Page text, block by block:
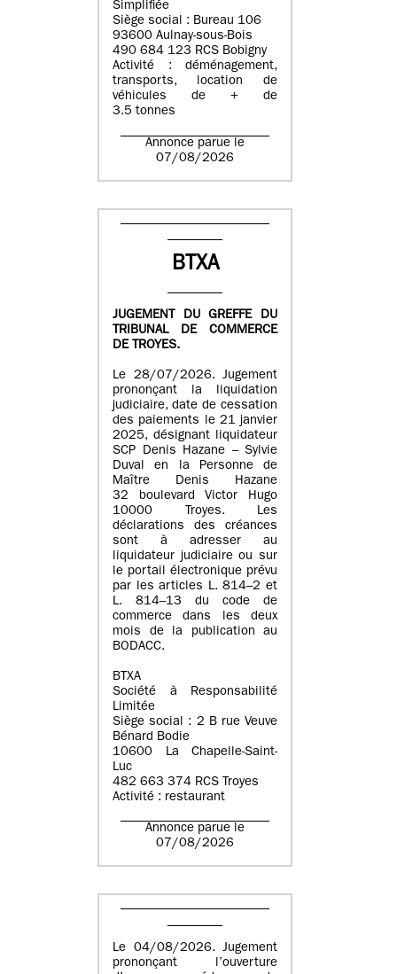
Simplifiée
Siège social : Bureau 106
93600 Aulnay-sous-Bois
490 684 123 RCS Bobigny
Activité : déménagement,
transports, location de
véhicules de + de
3.5 tonnes
Annonce parue le
07/08/2026
BTXA
JUGEMENT DU GREFFE DU
TRIBUNAL DE COMMERCE
DE TROYES.
Le 28/07/2026. Jugement
prononçant la liquidation
judiciaire, date de cessation
des paiements le 21 janvier
2025, désignant liquidateur
SCP Denis Hazane – Sylvie
Duval en la Personne de
Maître Denis Hazane
32 boulevard Victor Hugo
10000 Troyes. Les
déclarations des créances
sont à adresser au
liquidateur judiciaire ou sur
le portail électronique prévu
par les articles L. 814–2 et
L. 814–13 du code de
commerce dans les deux
mois de la publication au
BODACC.
BTXA
Société à Responsabilité
Limitée
Siège social : 2 B rue Veuve
Bénard Bodie
10600 La Chapelle-Saint-
Luc
482 663 374 RCS Troyes
Activité : restaurant
Annonce parue le
07/08/2026
Le 04/08/2026. Jugement
prononçant l’ouverture